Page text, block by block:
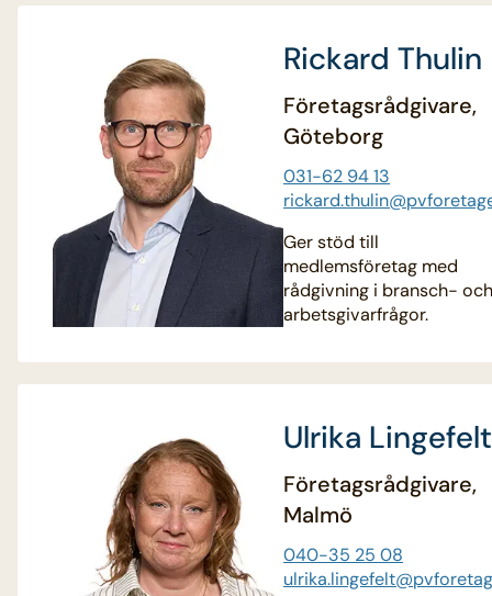
Rickard Thulin
Företagsrådgivare,
Göteborg
031-62 94 13
Ger stöd till
medlemsföretag med
rådgivning i bransch- och
arbetsgivarfrågor.
Ulrika Lingefelt
Företagsrådgivare,
Malmö
040-35 25 08